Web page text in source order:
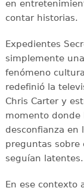
en
contar historias.
Expedientes
simplemente
fenómeno
redefinió la
Chris Carter y
momento donde
desconfianza en
preguntas sobre
seguían latentes.
En ese contexto